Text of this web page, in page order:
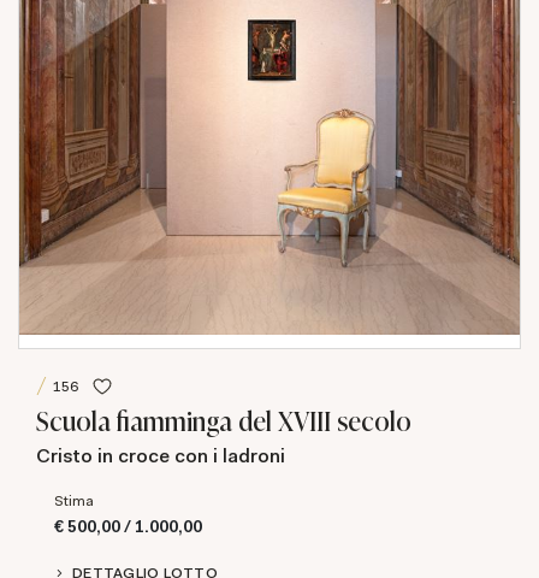
156
Scuola fiamminga del XVIII secolo
Cristo in croce con i ladroni
Stima
€ 500,00 / 1.000,00
DETTAGLIO LOTTO